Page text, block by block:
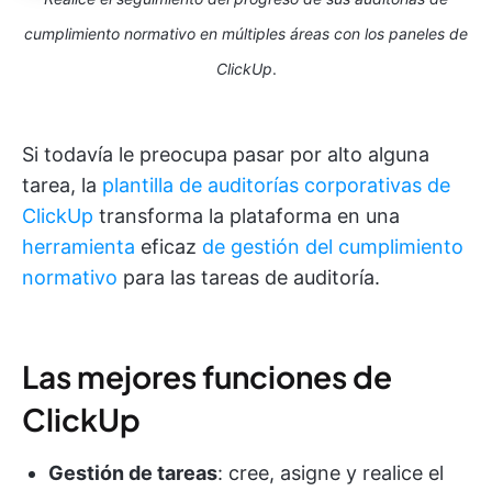
cumplimiento normativo en múltiples áreas con los paneles de
ClickUp.
Si todavía le preocupa pasar por alto alguna
tarea, la plantilla de auditorías corporativas de
ClickUp transforma la plataforma en una
herramienta eficaz de gestión del cumplimiento
normativo para las tareas de auditoría.
Las mejores funciones de
ClickUp
Gestión de tareas: cree, asigne y realice el